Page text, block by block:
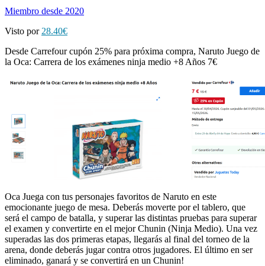
Miembro desde 2020
Visto por 28.40€
Desde Carrefour cupón 25% para próxima compra, Naruto Juego de
la Oca: Carrera de los exámenes ninja medio +8 Años 7€
Oca Juega con tus personajes favoritos de Naruto en este
emocionante juego de mesa. Deberás moverte por el tablero, que
será el campo de batalla, y superar las distintas pruebas para superar
el examen y convertirte en el mejor Chunin (Ninja Medio). Una vez
superadas las dos primeras etapas, llegarás al final del torneo de la
arena, donde deberás jugar contra otros jugadores. El último en ser
eliminado, ganará y se convertirá en un Chunin!